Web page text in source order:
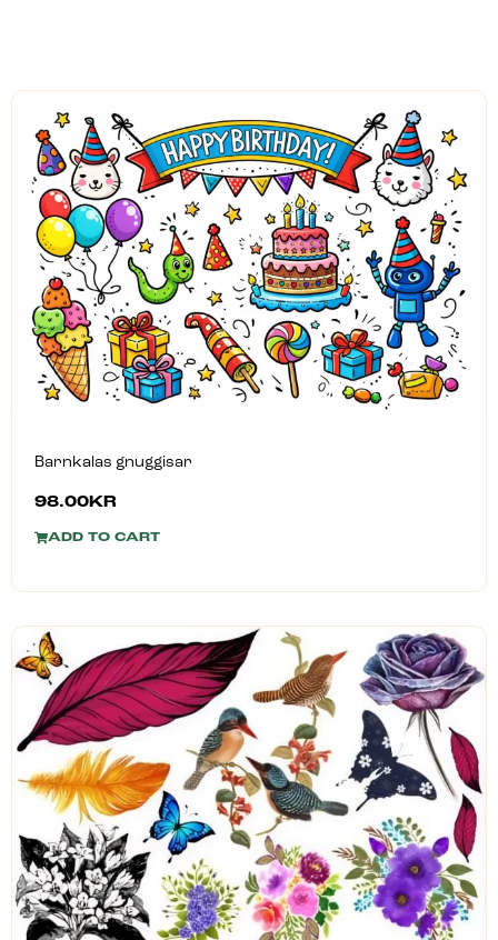
Barnkalas gnuggisar
98.00KR
ADD TO CART